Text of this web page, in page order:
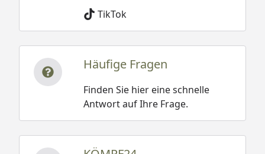
TikTok
Häufige Fragen
Finden Sie hier eine schnelle
Antwort auf Ihre Frage.